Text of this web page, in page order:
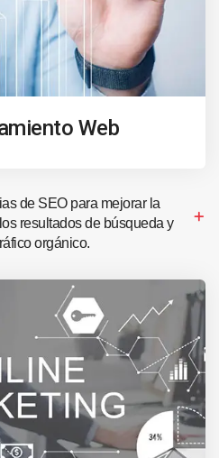
Web
de SEO para mejorar la
resultados de búsqueda y
orgánico.